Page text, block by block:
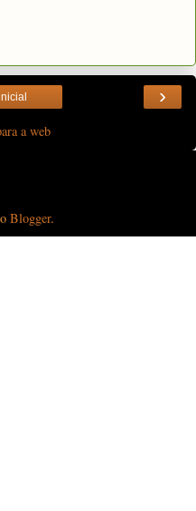
›
a web
Blogger.